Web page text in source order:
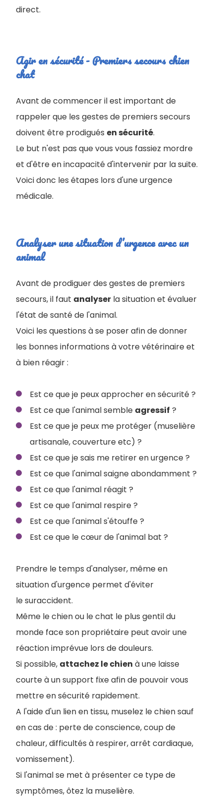
direct.
Agir en sécurité - Premiers secours chien
chat
Avant de commencer il est important de
rappeler que les gestes de premiers secours
doivent être prodigués en sécurité.
Le but n'est pas que vous vous fassiez mordre
et d'être en incapacité d'intervenir par la suite.
Voici donc les étapes lors d'une urgence
médicale.
Analyser une situation d’urgence avec un
animal
Avant de prodiguer des gestes de premiers
secours, il faut analyser la situation et évaluer
l'état de santé de l'animal.
Voici les questions à se poser afin de donner
les bonnes informations à votre vétérinaire et
à bien réagir :
Est ce que je peux approcher en sécurité ?
Est ce que l'animal semble agressif ?
Est ce que je peux me protéger (muselière
artisanale, couverture etc) ?
Est ce que je sais me retirer en urgence ?
Est ce que l'animal saigne abondamment ?
Est ce que l'animal réagit ?
Est ce que l'animal respire ?
Est ce que l'animal s'étouffe ?
Est ce que le cœur de l'animal bat ?
Prendre le temps d'analyser, même en
situation d'urgence permet d'éviter
le suraccident.
Même le chien ou le chat le plus gentil du
monde face son propriétaire peut avoir une
réaction imprévue lors de douleurs.
Si possible, attachez le chien à une laisse
courte à un support fixe afin de pouvoir vous
mettre en sécurité rapidement.
A l'aide d'un lien en tissu, muselez le chien sauf
en cas de : perte de conscience, coup de
chaleur, difficultés à respirer, arrêt cardiaque,
vomissement).
Si l'animal se met à présenter ce type de
symptômes, ôtez la muselière.